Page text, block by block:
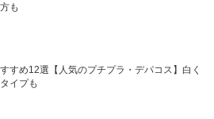
も
すめ12選【人気のプチプラ・デパコス】白く
イプも